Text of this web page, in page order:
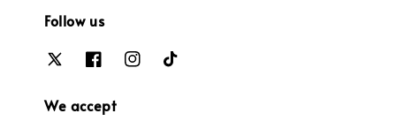
Follow us
We accept